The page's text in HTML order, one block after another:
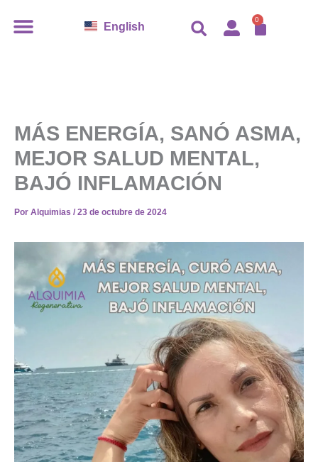
English 0
MÁS ENERGÍA, SANÓ ASMA,
MEJOR SALUD MENTAL,
BAJÓ INFLAMACIÓN
Por Alquimias / 23 de octubre de 2024